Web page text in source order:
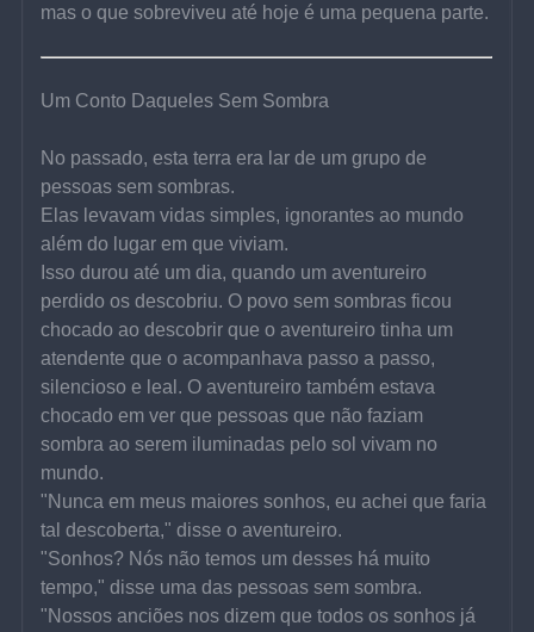
mas o que sobreviveu até hoje é uma pequena parte.
Um Conto Daqueles Sem Sombra
No passado, esta terra era lar de um grupo de
pessoas sem sombras.
Elas levavam vidas simples, ignorantes ao mundo
além do lugar em que viviam.
Isso durou até um dia, quando um aventureiro
perdido os descobriu. O povo sem sombras ficou
chocado ao descobrir que o aventureiro tinha um
atendente que o acompanhava passo a passo,
silencioso e leal. O aventureiro também estava
chocado em ver que pessoas que não faziam
sombra ao serem iluminadas pelo sol vivam no
mundo.
"Nunca em meus maiores sonhos, eu achei que faria
tal descoberta," disse o aventureiro.
"Sonhos? Nós não temos um desses há muito
tempo," disse uma das pessoas sem sombra.
"Nossos anciões nos dizem que todos os sonhos já